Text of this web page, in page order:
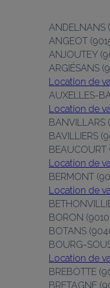
ANDELNANS
ANGEOT
ANJOUTEY
ARGIÉSANS
Location de
AUXELLES-
Location de
BANVILLARS
BAVILLIERS
BEAUCOURT
Location de
BERMONT
Location de
BORON
BOTANS
BOURG-
Location de
BREBOTTE
BRETAGNE